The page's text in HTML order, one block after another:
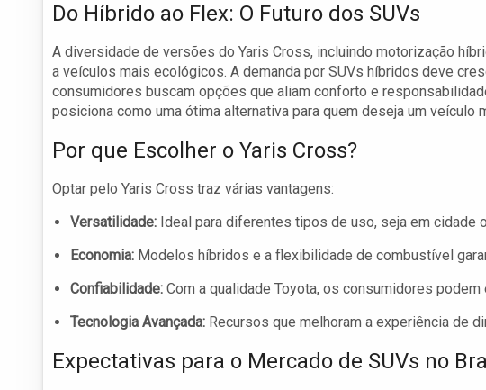
Do Híbrido ao Flex: O Futuro dos SUVs
A diversidade de versões do Yaris Cross, incluindo motorização
a veículos mais ecológicos. A demanda por SUVs híbridos deve
consumidores buscam opções que aliam conforto e
posiciona como uma ótima alternativa para quem deseja um veículo
Por que Escolher o Yaris Cross?
Optar pelo Yaris Cross traz várias vantagens:
Versatilidade: Ideal para diferentes tipos de uso, seja em cidade
Economia: Modelos híbridos e a flexibilidade de combustível
Confiabilidade: Com a qualidade Toyota, os consumidores
Tecnologia Avançada: Recursos que melhoram a experiência de
Expectativas para o Mercado de SUVs no